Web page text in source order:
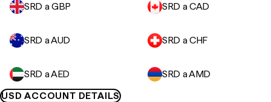
SRD a GBP SRD a CAD
SRD a AUD SRD a CHF
SRD a AED
SRD a AMD
USD ACCOUNT DETAILS